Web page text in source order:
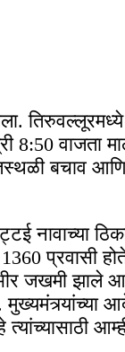
वाजता
बचाव
नावाच्या
प्रवासी
जखमी झाले